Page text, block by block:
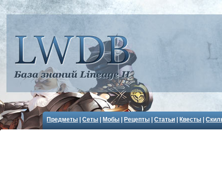
Предметы |Сеты Мобы Рецепты |Статьи Квесты |